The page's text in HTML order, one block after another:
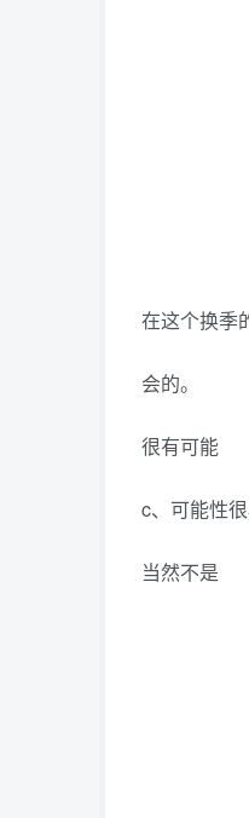
在这个换季
会的。
很有可能
c、可能性很
当然不是